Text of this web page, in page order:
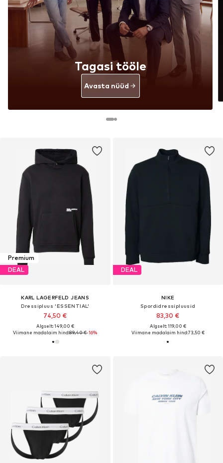
Premium
DEAL
KARL LAGERFELD JEANS
Dressipluus 'ESSENTIAL'
74,50 €
Algselt: 149,00 €
Viimane madalaim hind:89,40 €-16%
DEAL
NIKE
Spordidressipluusid
83,30 €
Algselt: 119,00 €
Viimane madalaim hind:73,50 €
Tagasi tööle
Avasta nüüd